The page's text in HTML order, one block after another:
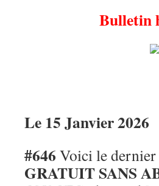
Bulletin
Le 15 Janvier 2026
#646 Voici le dernier
GRATUIT SANS